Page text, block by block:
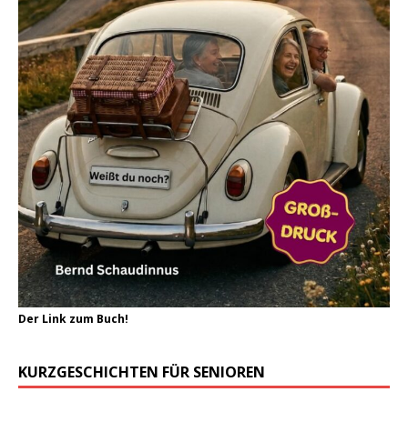
Der Link zum Buch!
KURZGESCHICHTEN FÜR SENIOREN